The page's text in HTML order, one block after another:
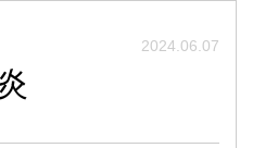
2024.06.07